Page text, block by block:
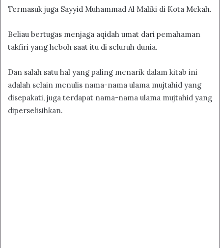
Termasuk juga Sayyid Muhammad Al Maliki di Kota Mekah.
Beliau bertugas menjaga aqidah umat dari pemahaman
takfiri yang heboh saat itu di seluruh dunia.
Dan salah satu hal yang paling menarik dalam kitab ini
adalah selain menulis nama-nama ulama mujtahid yang
disepakati, juga terdapat nama-nama ulama mujtahid yang
diperselisihkan.